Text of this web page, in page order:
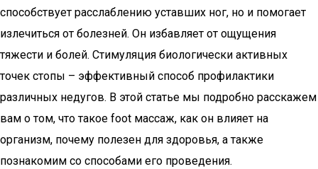
способствует расслаблению уставших ног, но и помогает
излечиться от болезней. Он избавляет от ощущения
тяжести и болей. Стимуляция биологически активных
точек стопы – эффективный способ профилактики
различных недугов. В этой статье мы подробно расскажем
вам о том, что такое foot массаж, как он влияет на
организм, почему полезен для здоровья, а также
познакомим со способами его проведения.